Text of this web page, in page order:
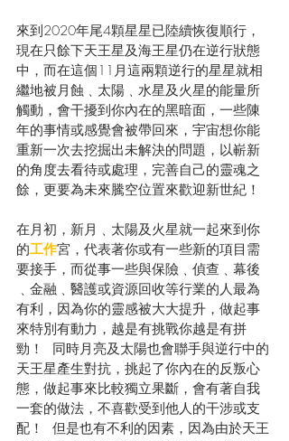
來到2020年尾4顆星星已陸續恢復順行，
現在只餘下天王星及海王星仍在逆行狀態
中，而在這個11月這兩顆逆行的星星就相
繼地被月蝕﹑太陽﹑水星及火星的能量所
觸動，會干擾到你內在的黑暗面，一些陳
年的事情或感覺會被帶回來，宇宙想你能
重新一次去挖掘出未解決的問題，以嶄新
的角度去看待或處理，完善自己的靈魂之
餘，更要為未來騰空位置來歡迎新世紀！
在月初，新月﹑太陽及火星就一起來到你
的工作宮，代表著你或有一些新的項目需
要接手，而從事一些與保險﹑偵查﹑幕後
﹑金融﹑醫護或資源回收等行業的人最為
有利，因為你的靈感被大大提升，做起事
來特別有動力，越是有挑戰你越是有拼
勁！  同時月亮及太陽也會聯手與逆行中的
天王星產生對抗，挑起了你內在的反叛心
態，做起事來比較獨立果斷，會有著自我
一套的做法，不喜歡受到他人的干涉或支
配！  但是也有不利的因素，因為由於天王